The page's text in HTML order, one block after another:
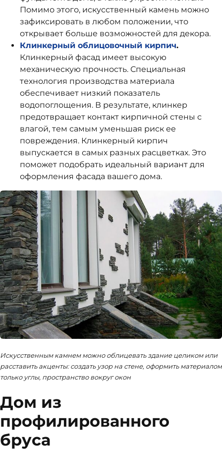
Помимо этого, искусственный камень можно
зафиксировать в любом положении, что
открывает больше возможностей для декора.
Клинкерный облицовочный кирпич.
Клинкерный фасад имеет высокую
механическую прочность. Специальная
технология производства материала
обеспечивает низкий показатель
водопоглощения. В результате, клинкер
предотвращает контакт кирпичной стены с
влагой, тем самым уменьшая риск ее
повреждения. Клинкерный кирпич
выпускается в самых разных расцветках. Это
поможет подобрать идеальный вариант для
оформления фасада вашего дома.
Искусственным камнем можно облицевать здание целиком или
расставить акценты: создать узор на стене, оформить материалом
только углы, пространство вокруг окон
Дом из
профилированного
бруса